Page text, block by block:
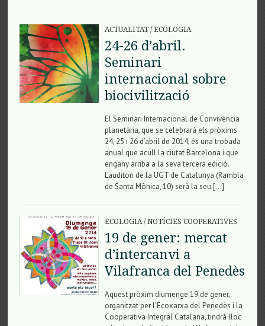
ACTUALITAT/ECOLOGIA
24-26 d’abril.
Seminari
internacional sobre
biocivilització
El Seminari Internacional de Convivència
planetària, que se celebrarà els pròxims
24, 25 i 26 d’abril de 2014, és una trobada
anual que acull la ciutat Barcelona i que
engany arriba a la seva tercera edició.
L’auditori de la UGT de Catalunya (Rambla
de Santa Mònica, 10) serà la seu […]
ECOLOGIA/NOTÍCIES COOPERATIVES
19 de gener: mercat
d’intercanvi a
Vilafranca del Penedès
Aquest pròxim diumenge 19 de gener,
organitzat per l’Ecoxarxa del Penedès i la
Cooperativa Integral Catalana, tindrà lloc